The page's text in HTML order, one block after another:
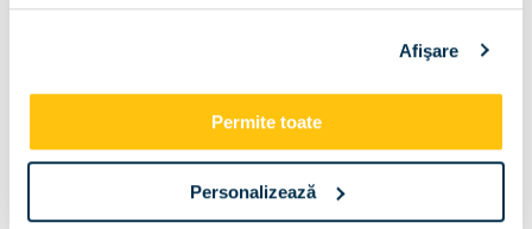
Afişare
Permite toate
Personalizează
Sertare:
3 sertare
Descriere Metode de plata Livrare Recenzii